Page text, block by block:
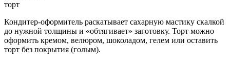
торт
Кондитер-оформитель раскатывает сахарную мастику скалкой
до нужной толщины и «обтягивает» заготовку. Торт можно
оформить кремом, велюром, шоколадом, гелем или оставить
торт без покрытия (голым).